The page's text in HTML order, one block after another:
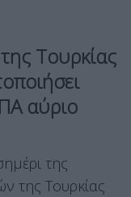
Τουρκίας
αύριο
της
της Τουρκίας